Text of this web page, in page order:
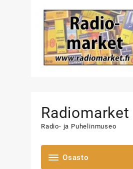
content
Radiomarket
Radio- ja Puhelinmuseo
Osasto